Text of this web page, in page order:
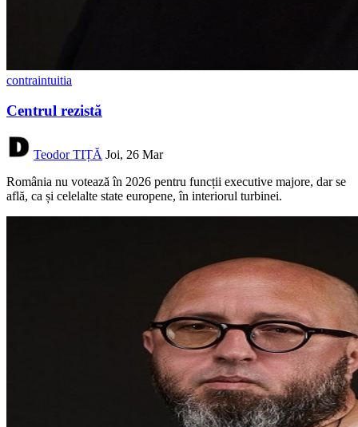
contraintuitia
Centrul rezistă
Teodor TIȚĂ Joi, 26 Mar
România nu votează în 2026 pentru funcții executive majore, dar se
află, ca și celelalte state europene, în interiorul turbinei.